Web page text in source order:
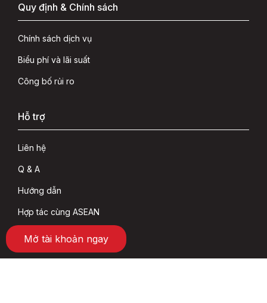
Quy định & Chính sách
Chính sách dịch vụ
Biểu phí và lãi suất
Công bố rủi ro
Hỗ trợ
Liên hệ
Q & A
Hướng dẫn
Hợp tác cùng ASEAN
Đối tác
Mở tài khoản ngay